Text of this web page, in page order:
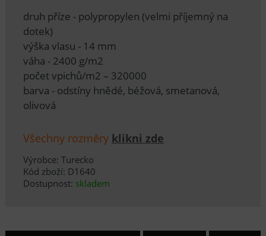
druh příze - polypropylen (velmi příjemný na
dotek)
výška vlasu - 14 mm
váha - 2400 g/m2
počet vpichů/m2 – 320000
barva - odstíny hnědé, béžová, smetanová,
olivová
Všechny rozměry klikni zde
Výrobce: Turecko
Kód zboží: D1640
Dostupnost: skladem